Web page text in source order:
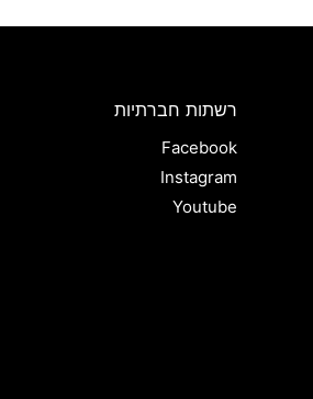
רשתות חברתיות
Facebook
Instagram
Youtube